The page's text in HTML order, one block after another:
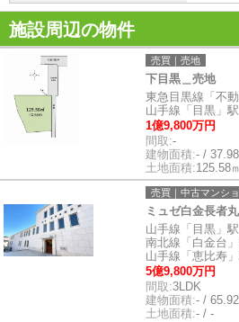
施設周辺の物件
売買｜売地
下目黒＿売地
東急目黒線「不
山手線「目黒」
1億9,800万円
間取:-
建物面積:- /
土地面積:125.58
売買｜中古マンシ
ミュゼ白金長者丸
山手線「目黒」
南北線「白金台
山手線「恵比寿
5億9,800万円
間取:3LDK
建物面積:- /
土地面積:- / -